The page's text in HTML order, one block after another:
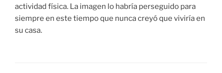
actividad física. La imagen lo habría perseguido para
siempre en este tiempo que nunca creyó que viviría en
su casa.